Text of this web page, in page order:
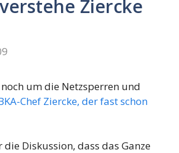
Ziercke
um die Netzsperren und
Chef Ziercke, der fast schon
die Diskussion, dass das Ganze